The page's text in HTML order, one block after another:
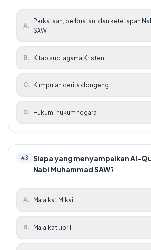
A.
Perkataan, perbuatan, dan ketetapan
SAW
B. Kitab suci agama Kristen
C. Kumpulan cerita dongeng
D. Hukum-hukum negara
#3
Siapa yang menyampaikan Al-
Nabi Muhammad SAW?
A. Malaikat Mikail
B. Malaikat Jibril